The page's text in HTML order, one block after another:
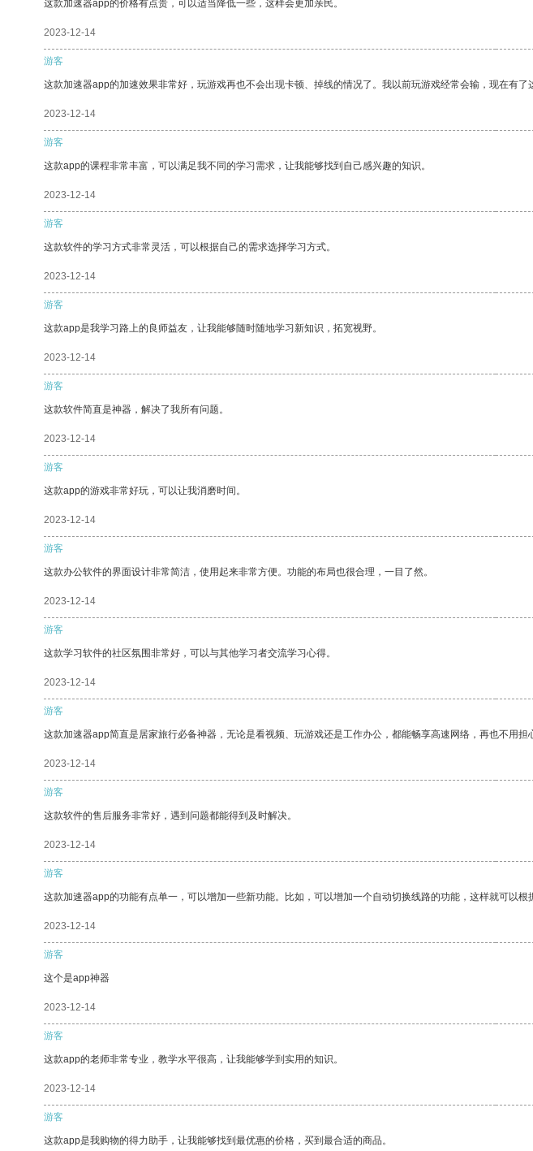
这款加速器app的价格有点贵，可以适当降低一些，这样会更加亲民。
2023-12-14
游客
这款加速器app的加速效果非常好，玩游戏再也不会出现卡顿、掉线的情况了。我以前玩游戏经常会输，现在有了
2023-12-14
游客
这款app的课程非常丰富，可以满足我不同的学习需求，让我能够找到自己感兴趣的知识。
2023-12-14
游客
这款软件的学习方式非常灵活，可以根据自己的需求选择学习方式。
2023-12-14
游客
这款app是我学习路上的良师益友，让我能够随时随地学习新知识，拓宽视野。
2023-12-14
游客
这款软件简直是神器，解决了我所有问题。
2023-12-14
游客
这款app的游戏非常好玩，可以让我消磨时间。
2023-12-14
游客
这款办公软件的界面设计非常简洁，使用起来非常方便。功能的布局也很合理，一目了然。
2023-12-14
游客
这款学习软件的社区氛围非常好，可以与其他学习者交流学习心得。
2023-12-14
游客
这款加速器app简直是居家旅行必备神器，无论是看视频、玩游戏还是工作办公，都能畅享高速网络，再也不用担
2023-12-14
游客
这款软件的售后服务非常好，遇到问题都能得到及时解决。
2023-12-14
游客
这款加速器app的功能有点单一，可以增加一些新功能。比如，可以增加一个自动切换线路的功能，这样就可以根
2023-12-14
游客
这个是app神器
2023-12-14
游客
这款app的老师非常专业，教学水平很高，让我能够学到实用的知识。
2023-12-14
游客
这款app是我购物的得力助手，让我能够找到最优惠的价格，买到最合适的商品。